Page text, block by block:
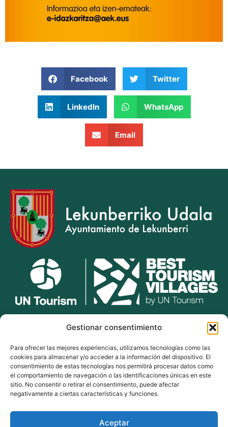
Gestionar consentimiento
Para ofrecer las mejores experiencias, utilizamos tecnologías como las
cookies para almacenar y/o acceder a la información del dispositivo. El
consentimiento de estas tecnologías nos permitirá procesar datos como
el comportamiento de navegación o las identificaciones únicas en este
sitio. No consentir o retirar el consentimiento, puede afectar
negativamente a ciertas características y funciones.
Aceptar
Facebook Twitter
LinkedIn WhatsApp
Email
lekunberri.eus
948 504 211
bulegoak@lekunberri.eus
Alde Zaharra 41,
31870, Lekunberri